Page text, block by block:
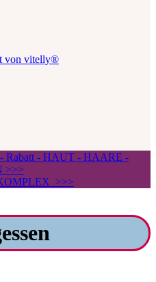
von vitelly®
Rabatt - HAUT - HAARE -
>>>
>>>